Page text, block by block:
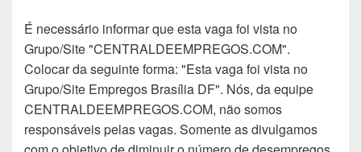
É necessário informar que esta vaga foi vista no
Grupo/Site "CENTRALDEEMPREGOS.COM".
Colocar da seguinte forma: "Esta vaga foi vista no
Grupo/Site Empregos Brasília DF". Nós, da equipe
CENTRALDEEMPREGOS.COM, não somos
responsáveis pelas vagas. Somente as divulgamos